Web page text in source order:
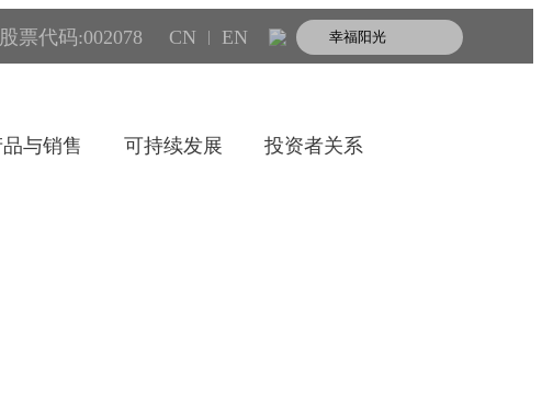
股票代码:002078 CN EN
与销售 可持续发展 投资者关系